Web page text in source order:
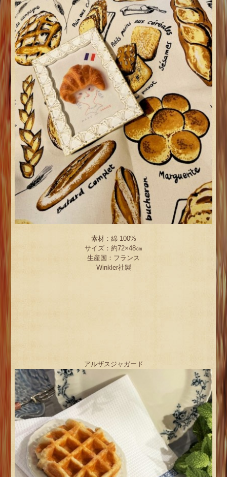
素材：綿 100%
サイズ：約72×48㎝
生産国：フランス
Winkler社製
アルザスジャガード